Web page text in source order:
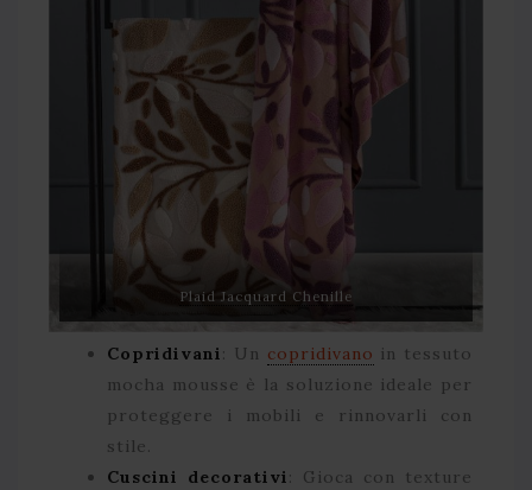
Plaid Jacquard Chenille
Copridivani: Un copridivano in tessuto
mocha mousse è la soluzione ideale per
proteggere i mobili e rinnovarli con
stile.
Cuscini decorativi: Gioca con texture